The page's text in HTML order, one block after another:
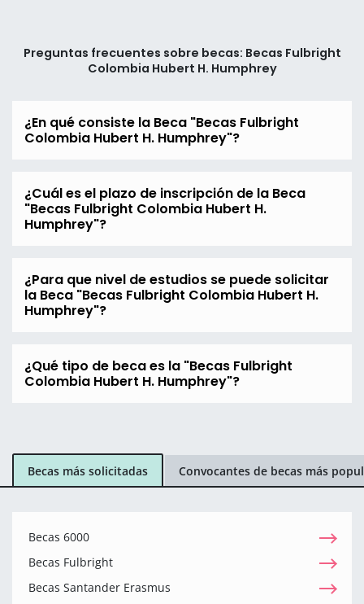
Preguntas frecuentes sobre becas: Becas Fulbright
Colombia Hubert H. Humphrey
¿En qué consiste la Beca "Becas Fulbright
Colombia Hubert H. Humphrey"?
¿Cuál es el plazo de inscripción de la Beca
"Becas Fulbright Colombia Hubert H.
Humphrey"?
¿Para que nivel de estudios se puede solicitar
la Beca "Becas Fulbright Colombia Hubert H.
Humphrey"?
¿Qué tipo de beca es la "Becas Fulbright
Colombia Hubert H. Humphrey"?
Becas más solicitadas Convocantes de becas más
Becas 6000
Becas Fulbright
Becas Santander Erasmus